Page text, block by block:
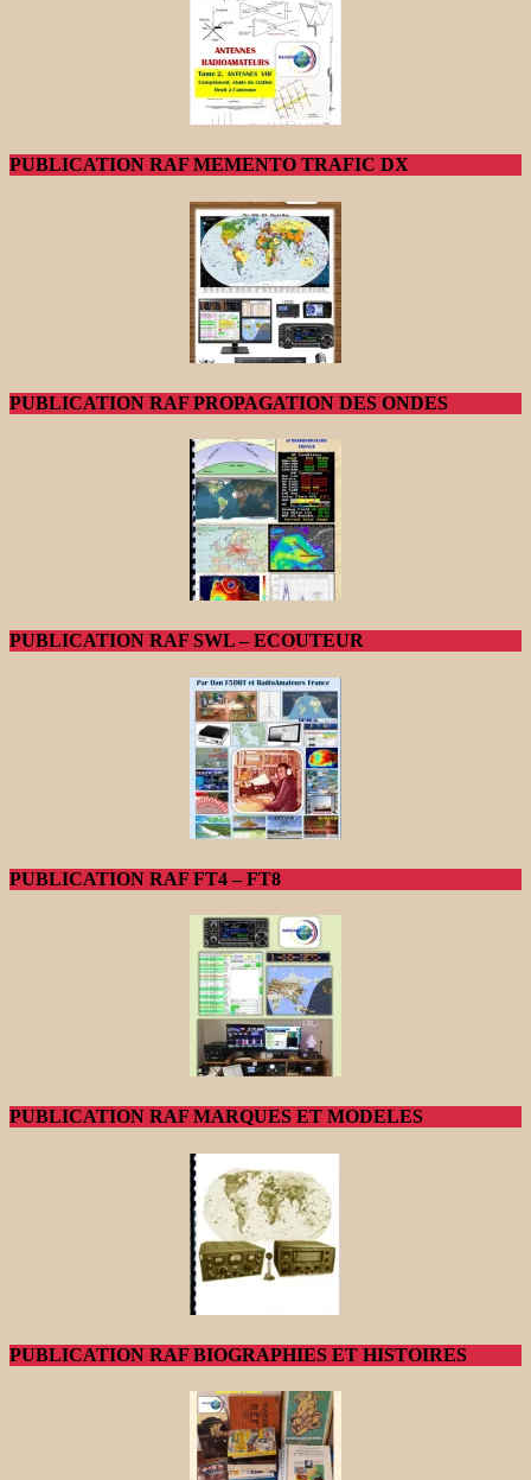
PUBLICATION RAF MEMENTO TRAFIC DX
PUBLICATION RAF PROPAGATION DES ONDES
PUBLICATION RAF SWL – ECOUTEUR
PUBLICATION RAF FT4 – FT8
PUBLICATION RAF MARQUES ET MODELES
PUBLICATION RAF BIOGRAPHIES ET HISTOIRES